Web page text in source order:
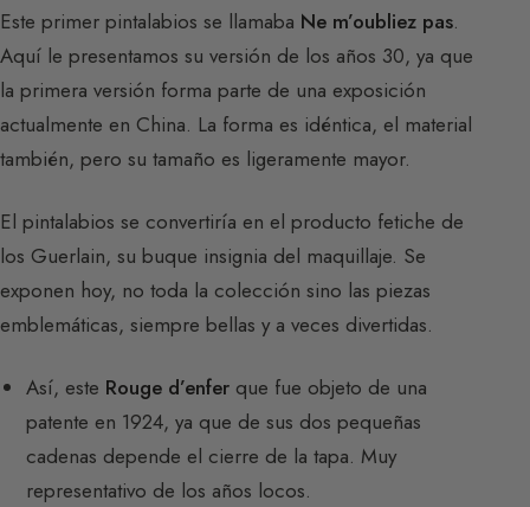
Este primer pintalabios se llamaba Ne m’oubliez pas.
Aquí le presentamos su versión de los años 30, ya que
la primera versión forma parte de una exposición
actualmente en China. La forma es idéntica, el material
también, pero su tamaño es ligeramente mayor.
El pintalabios se convertiría en el producto fetiche de
los Guerlain, su buque insignia del maquillaje. Se
exponen hoy, no toda la colección sino las piezas
emblemáticas, siempre bellas y a veces divertidas.
Así, este Rouge d’enfer que fue objeto de una
patente en 1924, ya que de sus dos pequeñas
cadenas depende el cierre de la tapa. Muy
representativo de los años locos.